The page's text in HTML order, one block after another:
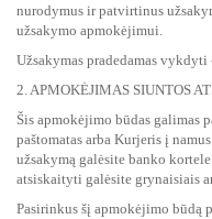
nurodymus ir patvirtinus
užsakymo apmokėjimui.
Užsakymas pradedamas
2. APMOKĖJIMAS SIUNTOS
Šis apmokėjimo būdas galimas
paštomatas arba Kurjeris į
užsakymą galėsite banko
atsiskaityti galėsite grynaisiais
Pasirinkus šį apmokėjimo būdą